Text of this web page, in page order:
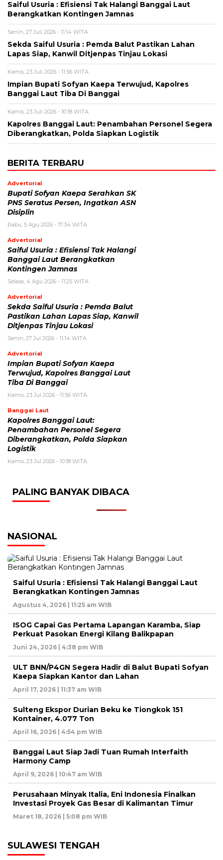
Saiful Usuria : Efisiensi Tak Halangi Banggai Laut
Berangkatkan Kontingen Jamnas
Senin, 27 Juli 2026 - 11:14 WITA
Sekda Saiful Usuria : Pemda Balut Pastikan Lahan
Lapas Siap, Kanwil Ditjenpas Tinjau Lokasi
Kamis, 23 Juli 2026 - 11:56 WITA
Impian Bupati Sofyan Kaepa Terwujud, Kapolres
Banggai Laut Tiba Di Banggai
Kamis, 23 Juli 2026 - 10:18 WITA
Kapolres Banggai Laut: Penambahan Personel Segera
Diberangkatkan, Polda Siapkan Logistik
BERITA TERBARU
Advertorial
Bupati Sofyan Kaepa Serahkan SK
PNS Seratus Persen, Ingatkan ASN
Disiplin
Rabu, 5 Agu 2026 - 17:34 WITA
Advertorial
Saiful Usuria : Efisiensi Tak Halangi
Banggai Laut Berangkatkan
Kontingen Jamnas
Selasa, 4 Agu 2026 - 11:25 WITA
Advertorial
Sekda Saiful Usuria : Pemda Balut
Pastikan Lahan Lapas Siap, Kanwil
Ditjenpas Tinjau Lokasi
Senin, 27 Jul 2026 - 11:14 WITA
Advertorial
Impian Bupati Sofyan Kaepa
Terwujud, Kapolres Banggai Laut
Tiba Di Banggai
Kamis, 23 Jul 2026 - 11:56 WITA
Banggai Laut
Kapolres Banggai Laut:
Penambahan Personel Segera
Diberangkatkan, Polda Siapkan
Logistik
Kamis, 23 Jul 2026 - 10:18 WITA
PALING BANYAK DIBACA
NASIONAL
Saiful Usuria : Efisiensi Tak Halangi Banggai Laut
Berangkatkan Kontingen Jamnas
Agustus 4, 2026 | 11:25 am WIB
ISOG Capai Gas Pertama Lapangan Karamba, Siap
Perkuat Pasokan Energi Kilang Balikpapan
Juni 24, 2026 | 4:38 pm WIB
ULT BNN/P4GN Segera Hadir di Balut Bupati Sofyan
Kaepa Siapkan Kantor dan Lahan
April 17, 2026 | 11:37 am WIB
Sulteng Ekspor Durian Beku ke Tiongkok 151
Kontainer, 4.077 Ton
April 16, 2026 | 4:54 pm WIB
Banggai Laut Siap Jadi Tuan Rumah Interfaith
Harmony Camp
April 9, 2026 | 10:47 am WIB
Perusahaan Minyak Italia, Eni Indonesia Finalkan
Investasi Proyek Gas Besar di Kalimantan Timur
Maret 18, 2026 | 5:08 pm WIB
SULAWESI TENGAH